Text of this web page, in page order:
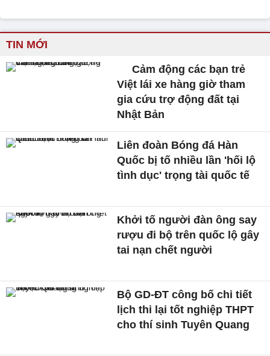
TIN MỚI
Cảm động các bạn trẻ
Việt lái xe hàng giờ tham
gia cứu trợ động đất tại
Nhật Bản
Liên đoàn Bóng đá Hàn
Quốc bị tố nhiều lần 'hối lộ
tình dục' trọng tài quốc tế
Khởi tố người đàn ông say
rượu đi bộ trên quốc lộ gây
tai nạn chết người
Bộ GD-ĐT công bố chi tiết
lịch thi lại tốt nghiệp THPT
cho thí sinh Tuyên Quang